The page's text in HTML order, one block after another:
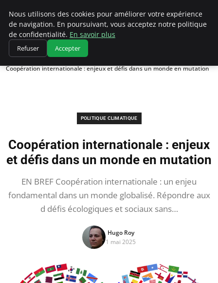
Climatedebtagents
Accueil
Politique climatique
Coopération internationale : enjeux et défis dans un monde en mutation
POLITIQUE CLIMATIQUE
Coopération internationale : enjeux
et défis dans un monde en mutation
EN BREF Coopération internationale : un enjeu
fondamental dans un monde globalisé. Répondre aux
d défis écologiques et sociaux sans…
Hugo Roy
1 mai 2025
Nous utilisons des cookies pour améliorer votre expérience
de navigation. En poursuivant, vous acceptez notre politique
de confidentialité. En savoir plus
Refuser Accepter